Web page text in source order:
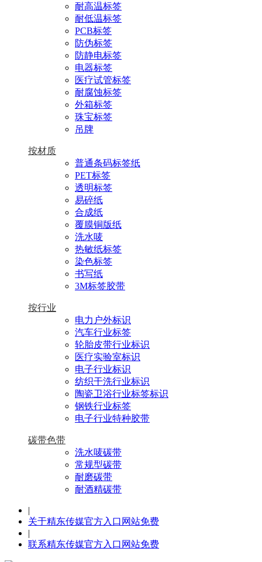
耐高温标签
耐低温标签
PCB标签
防伪标签
防静电标签
电器标签
医疗试管标签
耐腐蚀标签
外箱标签
珠宝标签
吊牌
按材质
普通条码标签纸
PET标签
透明标签
易碎纸
合成纸
覆膜铜版纸
洗水唛
热敏纸标签
染色标签
书写纸
3M标签胶带
按行业
电力户外标识
汽车行业标签
轮胎皮带行业标识
医疗实验室标识
电子行业标识
纺织干洗行业标识
陶瓷卫浴行业标签标识
钢铁行业标签
电子行业特种胶带
碳带色带
洗水唛碳带
常规型碳带
耐磨碳带
耐酒精碳带
|
关于精东传媒官方入口网站免费
|
联系精东传媒官方入口网站免费